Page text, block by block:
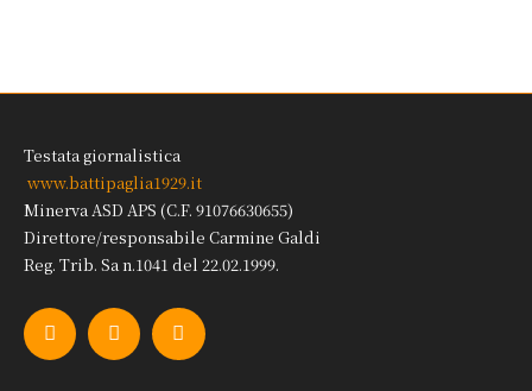
Testata giornalistica
www.battipaglia1929.it
Minerva ASD APS (C.F. 91076630655)
Direttore/responsabile Carmine Galdi
Reg. Trib. Sa n.1041 del 22.02.1999.